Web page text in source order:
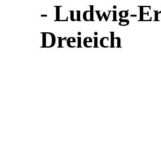
- Ludwig-
Dreieich